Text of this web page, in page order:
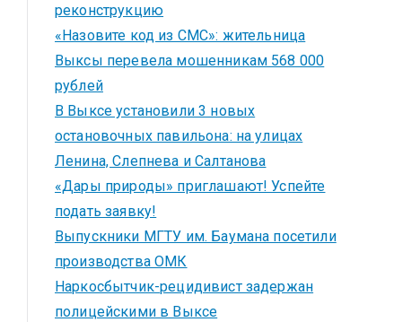
реконструкцию
«Назовите код из СМС»: жительница
Выксы перевела мошенникам 568 000
рублей
В Выксе установили 3 новых
остановочных павильона: на улицах
Ленина, Слепнева и Салтанова
«Дары природы» приглашают! Успейте
подать заявку!
Выпускники МГТУ им. Баумана посетили
производства ОМК
Наркосбытчик-рецидивист задержан
полицейскими в Выксе